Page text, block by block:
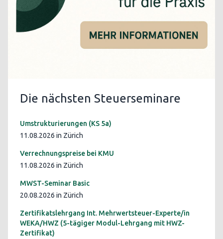
Die nächsten Steuerseminare
Umstrukturierungen (KS 5a)
11.08.2026 in Zürich
Verrechnungspreise bei KMU
11.08.2026 in Zürich
MWST-Seminar Basic
20.08.2026 in Zürich
Zertifikatslehrgang Int. Mehrwertsteuer-Experte/in
WEKA/HWZ (5-tägiger Modul-Lehrgang mit HWZ-
Zertifikat)